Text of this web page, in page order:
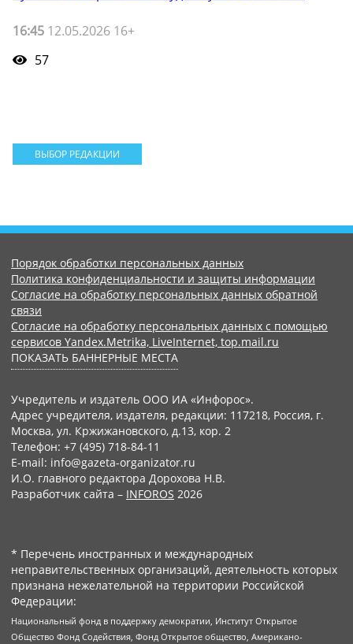
16:45 12.05.2026 16+
57
ВЫБОР РЕДАКЦИИ
Порядок обработки персональных данных
Политика конфиденциальности и защиты информации
Согласие на обработку персональных данных обратной
связи
Согласие на обработку персональных данных с помощью
сервисов Yandex.Metrika, LiveInternet, top.mail.ru
ПОКАЗАТЬ БАННЕРНЫЕ МЕСТА
Учредитель и издатель ООО ИА «Инфорос».
Адрес учредителя, издателя, редакции: 117218, Россия, г.
Москва, ул. Кржижановского, д.13, кор. 2
Телефон: +7 (495) 718-84-11
E-mail: info@gazeta-organizator.ru
И.О. главного редактора Дорохова Н.В.
Разработчик сайта – INFOROS 2026
* Перечень иностранных и международных
неправительственных организаций, деятельность которых
признана нежелательной на территории Российской
Федерации:
Национальный фонд в поддержку демократии, Институт Открытое
Общество Фонд Содействия, Фонд Открытое общество, Американо-